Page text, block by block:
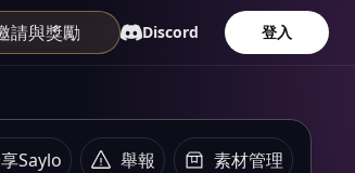
請與獎勵 Discord 登入
Saylo 舉報 素材管理